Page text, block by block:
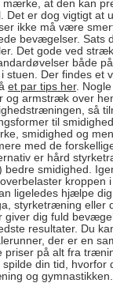
at den kan
Det er dog vigtigt at
ikke må være
bevægelser. Sats
Det gode ved
både
stuen. Der findes et
et par tips her.
og armstræk over
så
til
smidighed og
med de
er hård
bedre smidighed.
ligeledes hjælpe
styrketræning eller
dig fuld
resultater. Du
der er en
priser på alt fra
din tid, hvorfor
og gymnastikken.